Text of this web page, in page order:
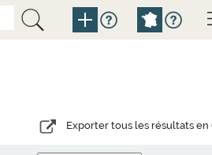
Exporter tous les résultats en